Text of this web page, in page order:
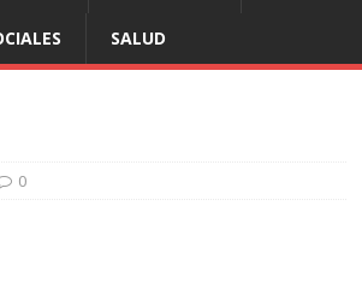
SALUD
0